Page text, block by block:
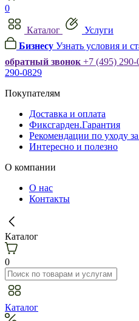
0
Каталог
Услуги
Бизнесу Узнать условия и
обратный звонок +7 (495) 290-
290-0829
Покупателям
Доставка и оплата
Фиксгарден.Гарантия
Рекомендации по уходу
Интересно и полезно
О компании
О нас
Контакты
Каталог
0
Каталог